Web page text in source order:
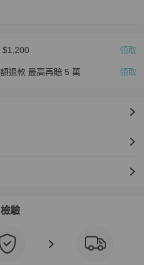
$1,200 領取
退款 最高再賠 5 萬 領取
驗